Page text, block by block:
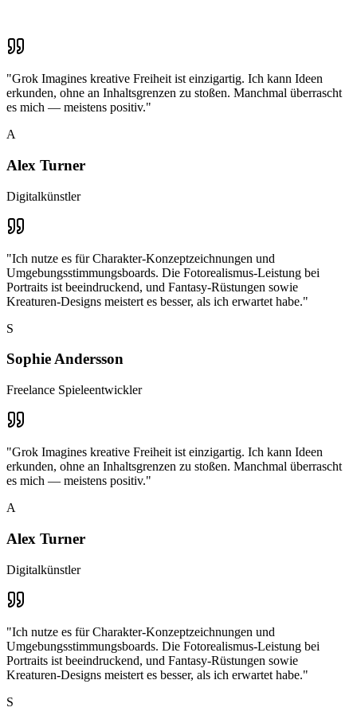
"Grok Imagines kreative Freiheit ist einzigartig. Ich kann Ideen
erkunden, ohne an Inhaltsgrenzen zu stoßen. Manchmal überrascht
es mich — meistens positiv."
A
Alex Turner
Digitalkünstler
"Ich nutze es für Charakter-Konzeptzeichnungen und
Umgebungsstimmungsboards. Die Fotorealismus-Leistung bei
Portraits ist beeindruckend, und Fantasy-Rüstungen sowie
Kreaturen-Designs meistert es besser, als ich erwartet habe."
S
Sophie Andersson
Freelance Spieleentwickler
"Grok Imagines kreative Freiheit ist einzigartig. Ich kann Ideen
erkunden, ohne an Inhaltsgrenzen zu stoßen. Manchmal überrascht
es mich — meistens positiv."
A
Alex Turner
Digitalkünstler
"Ich nutze es für Charakter-Konzeptzeichnungen und
Umgebungsstimmungsboards. Die Fotorealismus-Leistung bei
Portraits ist beeindruckend, und Fantasy-Rüstungen sowie
Kreaturen-Designs meistert es besser, als ich erwartet habe."
S